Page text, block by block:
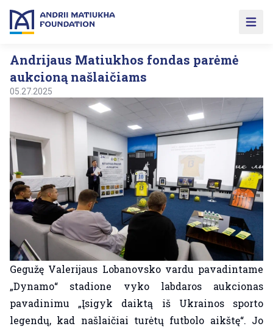
Open
Andrijaus Matiukhos fondas parėmė
aukcioną našlaičiams
05.27.2025
Gegužę Valerijaus Lobanovsko vardu pavadintame
„Dynamo“ stadione vyko labdaros aukcionas
pavadinimu „Įsigyk daiktą iš Ukrainos sporto
legendų, kad našlaičiai turėtų futbolo aikštę“. Jo